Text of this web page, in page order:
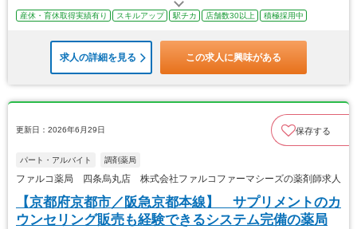
産休・育休取得実績有り スキルアップ 駅チカ 店舗数30以上 積極採用中
求人の詳細を見る この求人に興味がある
更新日：2026年6月29日 保存する
パート・アルバイト 調剤薬局
ファルコ薬局 四条烏丸店 株式会社ファルコファーマシーズの薬剤師求人
【京都府京都市／阪急京都本線】 サプリメントのカ
ウンセリング販売も経験できるシステム完備の薬局